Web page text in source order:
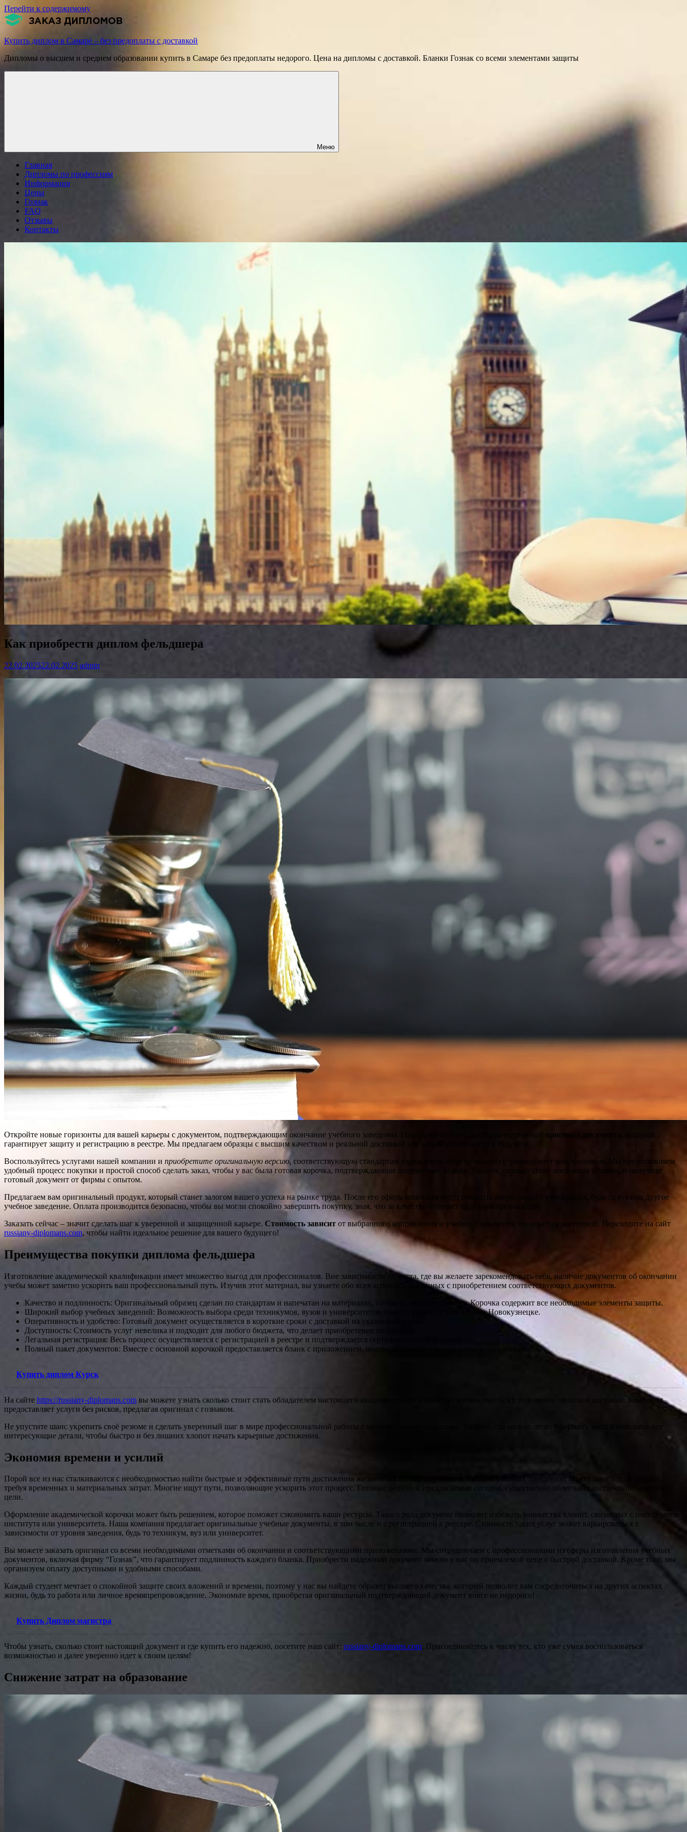
Перейти к содержимому
Купить диплом в Самаре – без предоплаты с доставкой
Дипломы о высшем и среднем образовании купить в Самаре без предоплаты недорого. Цена на дипломы с доставкой. Бланки Гознак со всеми элементами защиты
Меню
Главная
Дипломы по профессиям
Информация
Цены
Гознак
FAQ
Отзывы
Контакты
Как приобрести диплом фельдшера
22.02.202522.02.2025 admin
Откройте новые горизонты для вашей карьеры с документом, подтверждающим окончание учебного заведения. Наш продукт – это высококачественный оригинал документа
гарантирует защиту и регистрацию в реестре. Мы предлагаем образцы с высшим качеством и реальной доставкой для вашей уверенности в будущем.
Воспользуйтесь услугами нашей компании и приобретите оригинальную версию, соответствующую стандартам учреждения, будь то институт, университет или техникум. Мы предоставляем
удобный процесс покупки и простой способ сделать заказ, чтобы у вас была готовая корочка, подтверждающая полученные знания. Узнайте, сколько стоит настоящая степень, и получите
готовый документ от фирмы с опытом.
Предлагаем вам оригинальный продукт, который станет залогом вашего успеха на рынке труда. После его оформления вам будут открыты двери любого учреждения, будь то вуз или другое
учебное заведение. Оплата производится безопасно, чтобы вы могли спокойно завершить покупку, зная, что за качество отвечает надёжная организация.
Заказать сейчас – значит сделать шаг к уверенной и защищенной карьере. Стоимость зависит от выбранного направления и учебного заведения, но остаётся доступной. Переходите на сайт
russiany-diplomans.com, чтобы найти идеальное решение для вашего будущего!
Преимущества покупки диплома фельдшера
Изготовление академической квалификации имеет множество выгод для профессионалов. Вне зависимости от места, где вы желаете зарекомендовать себя, наличие документов об окончании
учебы может заметно ускорить ваш профессиональный путь. Изучив этот материал, вы узнаете обо всех аспектах, связанных с приобретением соответствующих документов.
Качество и подлинность: Оригинальный образец сделан по стандартам и напечатан на материалах, соответствующих гознаку. Корочка содержит все необходимые элементы защиты.
Широкий выбор учебных заведений: Возможность выбора среди техникумов, вузов и университетов по всей стране, в том числе в Новокузнецке.
Оперативность и удобство: Готовый документ осуществляется в короткие сроки с доставкой на указанный адрес.
Доступность: Стоимость услуг невелика и подходит для любого бюджета, что делает приобретение недорогим.
Легальная регистрация: Весь процесс осуществляется с регистрацией в реестре и подтверждается сертификатами подлинности.
Полный пакет документов: Вместе с основной корочкой предоставляется бланк с приложением, подтверждающие степень вашего образования.
Купить диплом Курск
На сайте https://russiany-diplomans.com вы можете узнать сколько стоит стать обладателем настоящего академического документа и ознакомиться с условиями оплаты и доставки. Компания
предоставляет услуги без рисков, предлагая оригинал с гознаком.
Не упустите шанс укрепить своё резюме и сделать уверенный шаг в мире профессиональной работы с минимальными затратами. Узнайте, где можно легко оформить заказ и выяснить все
интересующие детали, чтобы быстро и без лишних хлопот начать карьерные достижения.
Экономия времени и усилий
Порой все из нас сталкиваются с необходимостью найти быстрые и эффективные пути достижения жизненных целей. Обучение в высших учебных заведениях может занять долгие годы,
требуя временных и материальных затрат. Многие ищут пути, позволяющие ускорить этот процесс. Готовые решения, предлагаемые сегодня, существенно облегчают достижение заветной
цели.
Оформление академической корочки может быть решением, которое поможет сэкономить ваши ресурсы. Такого рода документ позволит избежать множества хлопот, связанных с посещением
института или университета. Наша компания предлагает оригинальные учебные документы, в том числе и с регистрацией в реестре. Стоимость таких услуг может варьироваться в
зависимости от уровня заведения, будь то техникум, вуз или университет.
Вы можете заказать оригинал со всеми необходимыми отметками об окончании и соответствующими приложениями. Мы сотрудничаем с профессионалами из сферы изготовления учебных
документов, включая фирму “Гознак”, что гарантирует подлинность каждого бланка. Приобрести надежный документ можно у нас по приемлемой цене с быстрой доставкой. Кроме того, мы
организуем оплату доступными и удобными способами.
Каждый студент мечтает о спокойной защите своих вложений и времени, поэтому у нас вы найдете образец высшего качества, который позволит вам сосредоточиться на других аспектах
жизни, будь то работа или личное времяпрепровождение. Экономьте время, приобретая оригинальный подтверждающий документ вовсе не недорого!
Купить Диплом магистра
Чтобы узнать, сколько стоит настоящий документ и где купить его надежно, посетите наш сайт: russiany-diplomans.com. Присоединяйтесь к числу тех, кто уже сумел воспользоваться
возможностью и далее уверенно идет к своим целям!
Снижение затрат на образование